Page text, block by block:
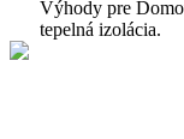
Výhody pre
tepelná izolácia.